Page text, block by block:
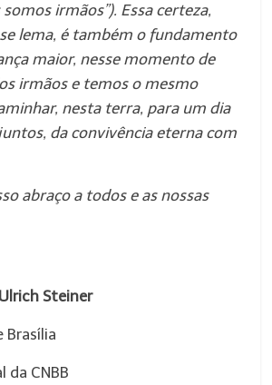
somos irmãos”). Essa certeza,
lema, é também o fundamento
maior, nesse momento de
irmãos e temos o mesmo
nesta terra, para um dia
da convivência eterna com
abraço a todos e as nossas
Steiner
Brasília
da CNBB